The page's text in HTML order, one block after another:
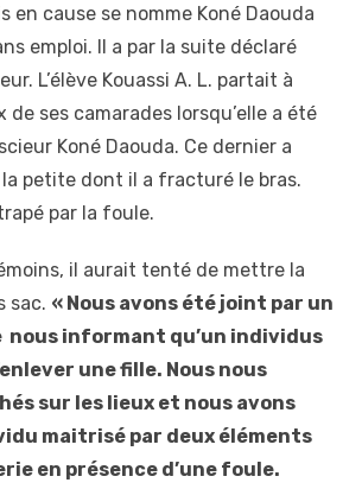
en cause se nomme Koné Daouda
emploi. Il a par la suite déclaré
L’élève Kouassi A. L. partait à
de ses camarades lorsqu’elle a été
Koné Daouda. Ce dernier a
petite dont il a fracturé le bras.
par la foule.
il aurait tenté de mettre la
sac. « Nous avons été joint par un
nous informant qu’un individus
une fille. Nous nous
sur les lieux et nous avons
maitrisé par deux éléments
en présence d’une foule.